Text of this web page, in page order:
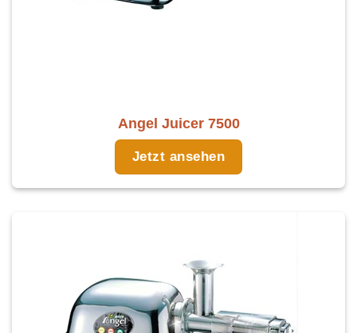
Angel Juicer 7500
Jetzt ansehen